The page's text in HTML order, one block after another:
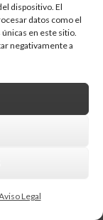
dispositivo. El
datos como el
en este sitio.
negativamente a
Legal